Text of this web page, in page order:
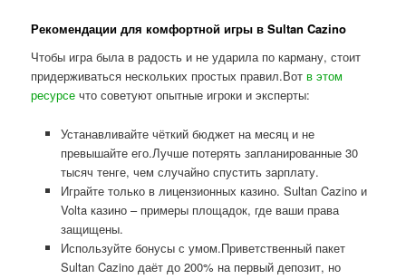
Рекомендации для комфортной игры в Sultan Cazino
Чтобы игра была в радость и не ударила по карману, стоит
придерживаться нескольких простых правил.Вотв этом
ресурсе что советуют опытные игроки и эксперты:
Устанавливайте чёткий бюджет на месяц и не
превышайте его.Лучше потерять запланированные 30
тысяч тенге, чем случайно спустить зарплату.
Играйте только в лицензионных казино. Sultan Cazino и
Volta казино – примеры площадок, где ваши права
защищены.
Используйте бонусы с умом.Приветственный пакет
Sultan Cazino даёт до 200% на первый депозит, но